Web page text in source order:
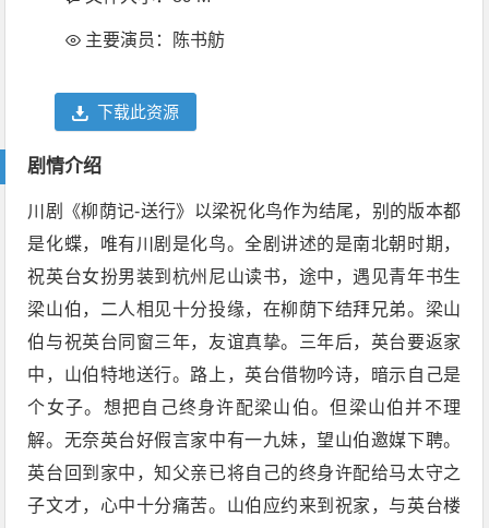
主要演员：陈书舫
下载此资源
剧情介绍
川剧《柳荫记-送行》以梁祝化鸟作为结尾，别的版本都
是化蝶，唯有川剧是化鸟。全剧讲述的是南北朝时期，
祝英台女扮男装到杭州尼山读书，途中，遇见青年书生
梁山伯，二人相见十分投缘，在柳荫下结拜兄弟。梁山
伯与祝英台同窗三年，友谊真挚。三年后，英台要返家
中，山伯特地送行。路上，英台借物吟诗，暗示自己是
个女子。想把自己终身许配梁山伯。但梁山伯并不理
解。无奈英台好假言家中有一九妹，望山伯邀媒下聘。
英台回到家中，知父亲已将自己的终身许配给马太守之
子文才，心中十分痛苦。山伯应约来到祝家，与英台楼